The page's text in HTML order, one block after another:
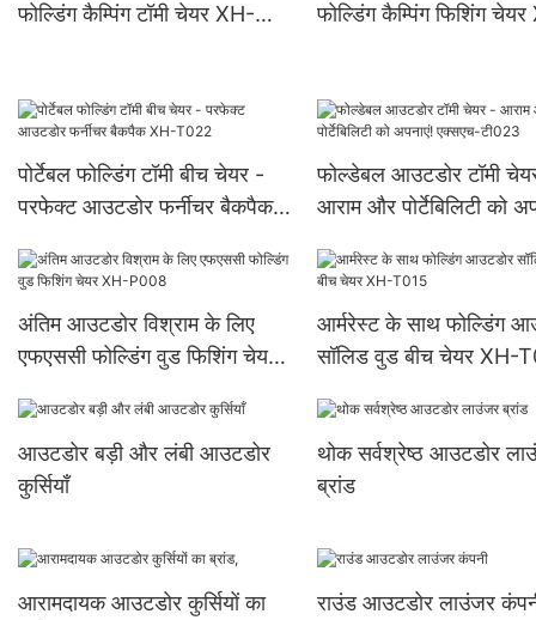
फोल्डिंग कैम्पिंग टॉमी चेयर XH-
फोल्डिंग कैम्पिंग फिशिंग
पोर्टेबल फोल्डिंग टॉमी बीच चेयर -
परफेक्ट आउटडोर फर्नीचर बैकपैक
फोल्डेबल आउटडोर टॉमी
आराम और पोर्टेबिलिटी को
अंतिम आउटडोर विश्राम के लिए
एफएससी फोल्डिंग वुड फिशिंग चेयर
आर्मरेस्ट के साथ फोल्डिंग
सॉलिड वुड बीच चेयर XH-
आउटडोर बड़ी और लंबी आउटडोर
कुर्सियाँ
थोक सर्वश्रेष्ठ आउटडोर
ब्रांड
आरामदायक आउटडोर कुर्सियों का
राउंड आउटडोर लाउंजर